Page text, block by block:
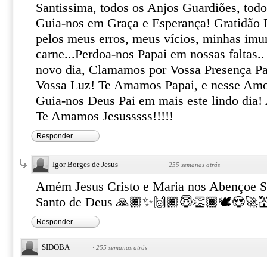
Santissima, todos os Anjos Guardiões,
Guia-nos em Graça e Esperança! Gratidão
pelos meus erros, meus vícios, minhas
carne...Perdoa-nos Papai em nossas
novo dia, Clamamos por Vossa Presença
Vossa Luz! Te Amamos Papai, e nesse
Guia-nos Deus Pai em mais este lindo
Te Amamos Jesusssss!!!!!
Responder
Igor Borges de Jesus · 255 semanas atrás
Amém Jesus Cristo e Maria nos Abençoe
Santo de Deus
Responder
SIDOBA · 255 semanas atrás